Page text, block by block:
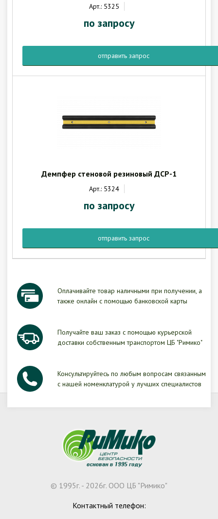
Арт.: 5325
по запросу
отправить запрос
Демпфер стеновой резиновый ДСР-1
Арт.: 5324
по запросу
отправить запрос
Оплачивайте товар наличными при получении, а
также онлайн с помощью банковской карты
Получайте ваш заказ с помощью курьерской
доставки собственным транспортом ЦБ "Римико"
Консультируйтесь по любым вопросам связанным
с нашей номенклатурой у лучших специалистов
© 1995г. - 2026г. ООО ЦБ "Римико"
Контактный телефон: